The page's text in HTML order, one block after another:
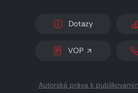
Dotazy
VOP
Autorská práva k